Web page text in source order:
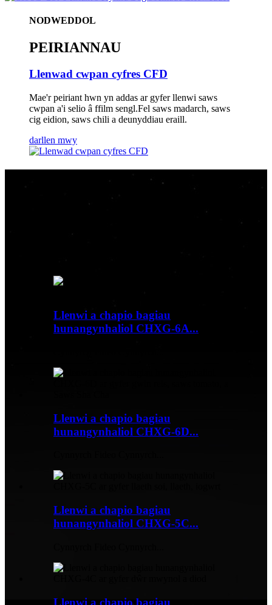
NODWEDDOL
PEIRIANNAU
Llenwad cwpan cyfres CFD
Mae'r peiriant hwn yn addas ar gyfer llenwi saws
cwpan a'i selio â ffilm sengl.Fel saws madarch, saws
cig eidion, saws chili a deunyddiau eraill.
darllen mwy
pam dewis ni.
Llenwi a chapio bagiau
hunangynhaliol CHXG-6A...
Llenwi a chapio bagiau
hunangynhaliol CHXG-6D...
Llenwi a chapio bagiau
hunangynhaliol CHXG-5C...
Llenwi a chapio bagiau